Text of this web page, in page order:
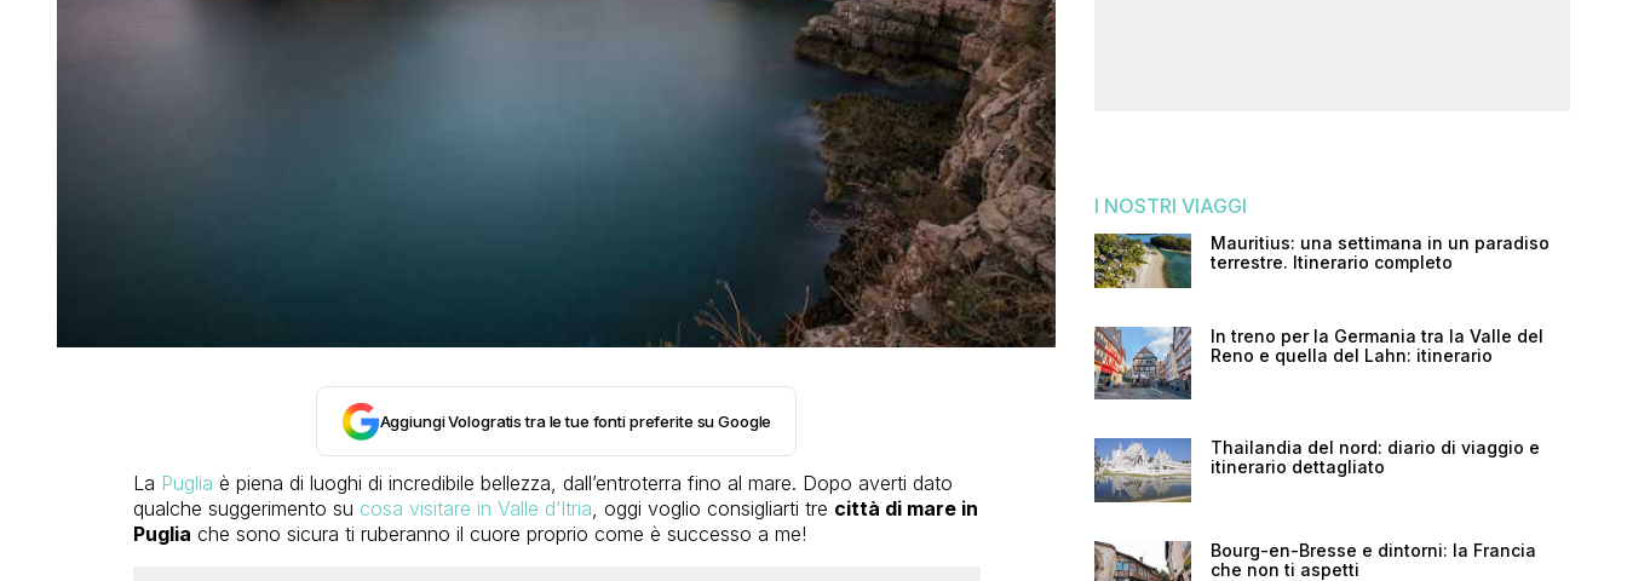
Aggiungi Vologratis tra le tue fonti preferite su Google
La Puglia è piena di luoghi di incredibile bellezza, dall’entroterra fino al mare. Dopo averti dato
qualche suggerimento su cosa visitare in Valle d’Itria , oggi voglio consigliarti tre città di mare in
Puglia che sono sicura ti ruberanno il cuore proprio come è successo a me!
I NOSTRI VIAGGI
Mauritius: una settimana in un paradiso
terrestre. Itinerario completo
In treno per la Germania tra la Valle del
Reno e quella del Lahn: itinerario
Thailandia del nord: diario di viaggio e
itinerario dettagliato
Bourg-en-Bresse e dintorni: la Francia
che non ti aspetti